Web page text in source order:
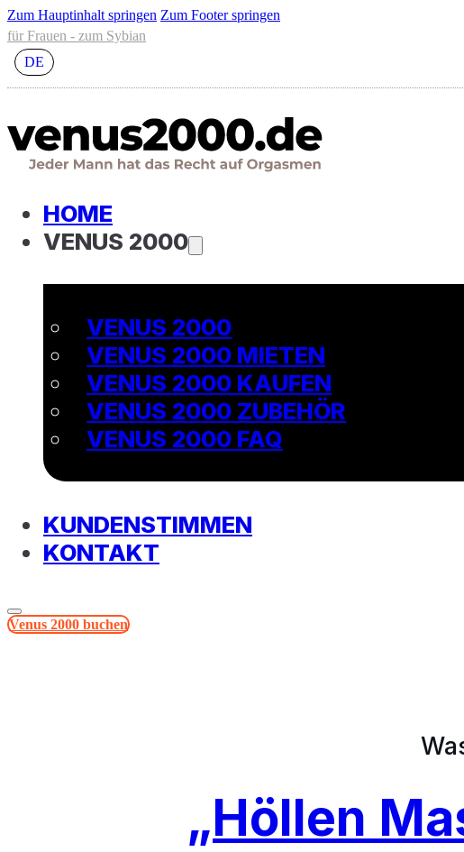
Zum Hauptinhalt springen Zum Footer springen
für Frauen - zum Sybian
DE
HOME
VENUS 2000
VENUS 2000
VENUS 2000 MIETEN
VENUS 2000 KAUFEN
VENUS 2000 ZUBEHÖR
VENUS 2000 FAQ
KUNDENSTIMMEN
KONTAKT
Venus 2000 buchen
„Höllen